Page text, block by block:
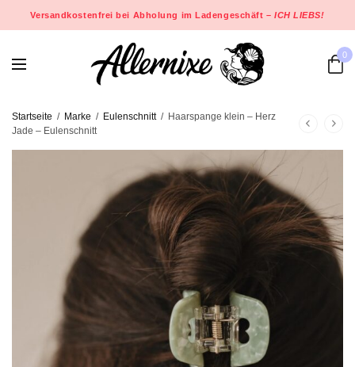
Versandkostenfrei bei Abholung im Ladengeschäft –ICH LIEBS!
0
Startseite / Marke / Eulenschnitt / Haarspange klein – Herz
Jade – Eulenschnitt